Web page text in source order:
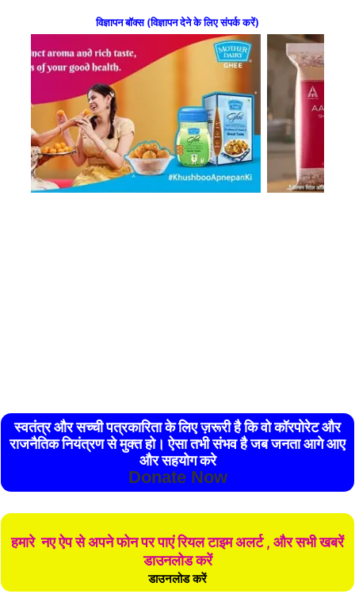
विज्ञापन बॉक्स (विज्ञापन देने के लिए संपर्क करें)
स्वतंत्र और सच्ची पत्रकारिता के लिए ज़रूरी है कि वो कॉरपोरेट और
राजनैतिक नियंत्रण से मुक्त हो। ऐसा तभी संभव है जब जनता आगे आए
और सहयोग करे
Donate Now
हमारे नए ऐप से अपने फोन पर पाएं रियल टाइम अलर्ट , और सभी खबरें
डाउनलोड करें
डाउनलोड करें